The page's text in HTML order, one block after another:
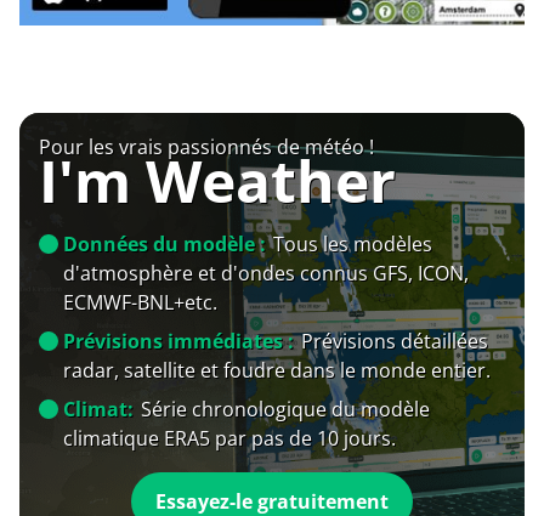
Pour les vrais passionnés de météo !
I'm Weather
Données du modèle : Tous les modèles
d'atmosphère et d'ondes connus GFS, ICON,
ECMWF-BNL+etc.
Prévisions immédiates : Prévisions détaillées
radar, satellite et foudre dans le monde entier.
Climat: Série chronologique du modèle
climatique ERA5 par pas de 10 jours.
Essayez-le gratuitement